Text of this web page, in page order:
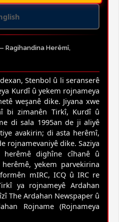
Ragihandina Herêmî,
Stenbol û li seranserê
Kurdî û yekem rojnameya
weşanê dike. Jiyana xwe
bi zimanên Tirkî, Kurdî û
di sala 1995an de ji aliyê
avakirin; di asta herêmî,
rojnamevaniyê dike. Saziya
herêmê dighîne cîhanê û
yekem parvekirina
mIRC, ICQ û IRC re
ya rojnameyê Ardahan
The Ardahan Newspaper û
Rojname (Rojnameya